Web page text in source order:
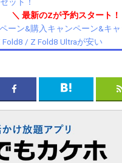
＼ 最新のZが予約スタート！
ーン&購入キャンペーン&キ
Fold8 / Z Fold8 Ultraが安い